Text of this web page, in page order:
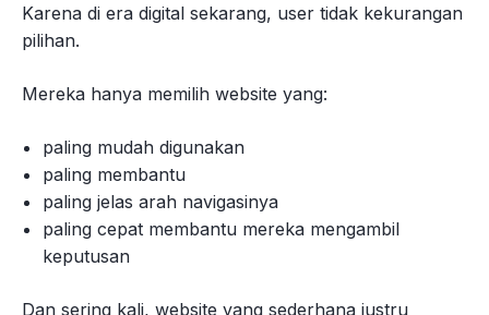
Karena di era digital sekarang, user tidak kekurangan
pilihan.
Mereka hanya memilih website yang:
paling mudah digunakan
paling membantu
paling jelas arah navigasinya
paling cepat membantu mereka mengambil
keputusan
Dan sering kali, website yang sederhana justru